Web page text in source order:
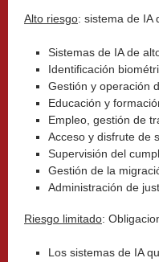
Alto riesgo: sistema de IA
Sistemas de IA de
Identificación
Gestión y operación
Educación y
Empleo, gestión de
Acceso y disfrute de
Supervisión del
Gestión de la
Administración de
Riesgo limitado:
Los sistemas de IA